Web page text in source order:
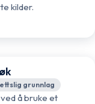
kilder.
grunnlag
å bruke et